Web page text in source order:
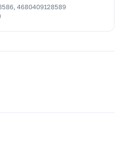
4680409128589